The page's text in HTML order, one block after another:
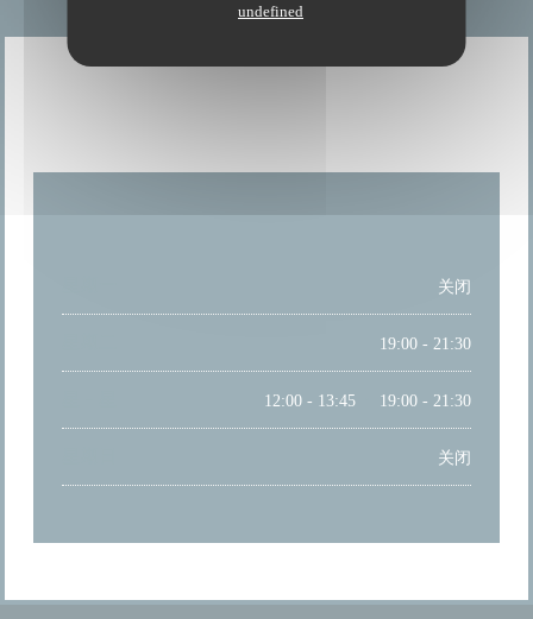
undefined
关闭
19:00 - 21:30
12:00 - 13:45 19:00 - 21:30
关闭